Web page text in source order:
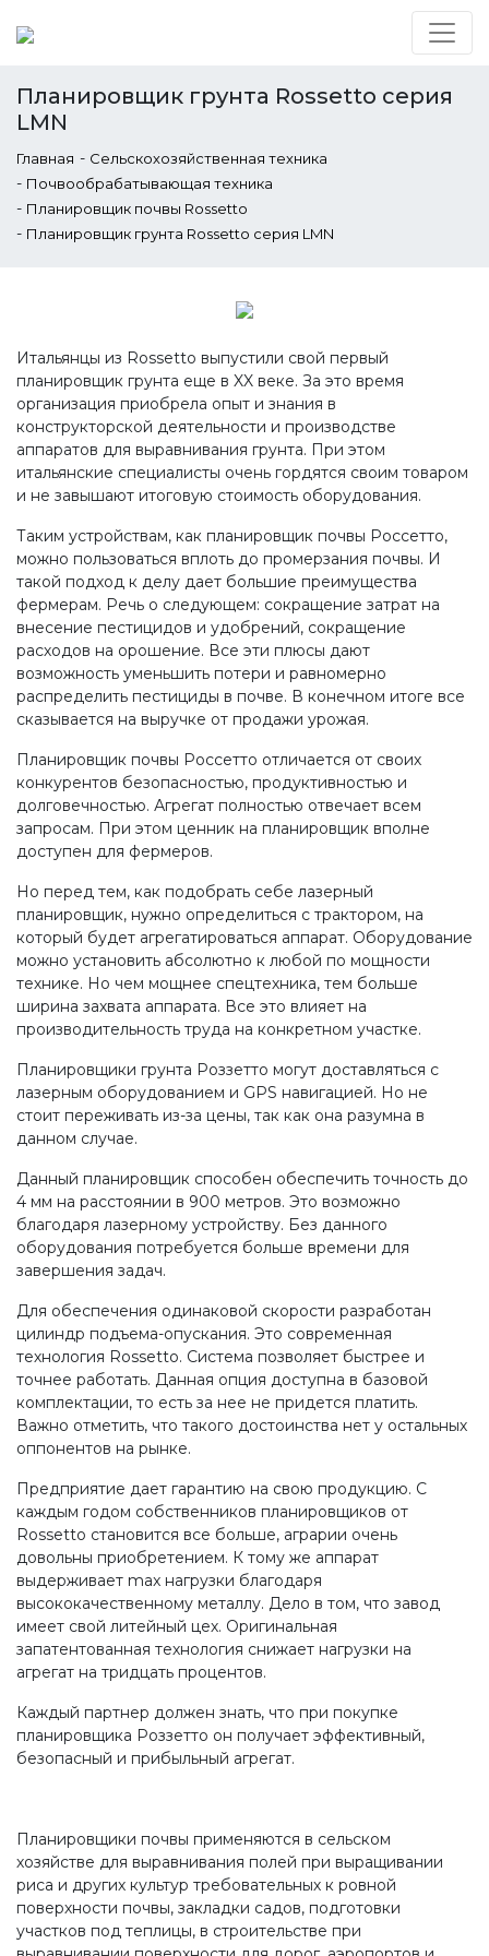
Планировщик грунта Rossetto cерия
LMN
Главная - Сельскохозяйственная техника
- Почвообрабатывающая техника
- Планировщик почвы Rossetto
- Планировщик грунта Rossetto cерия LMN
Итальянцы из Rossetto выпустили свой первый
планировщик грунта еще в XX веке. За это время
организация приобрела опыт и знания в
конструкторской деятельности и производстве
аппаратов для выравнивания грунта. При этом
итальянские специалисты очень гордятся своим товаром
и не завышают итоговую стоимость оборудования.
Таким устройствам, как планировщик почвы Россетто,
можно пользоваться вплоть до промерзания почвы. И
такой подход к делу дает большие преимущества
фермерам. Речь о следующем: сокращение затрат на
внесение пестицидов и удобрений, сокращение
расходов на орошение. Все эти плюсы дают
возможность уменьшить потери и равномерно
распределить пестициды в почве. В конечном итоге все
сказывается на выручке от продажи урожая.
Планировщик почвы Россетто отличается от своих
конкурентов безопасностью, продуктивностью и
долговечностью. Агрегат полностью отвечает всем
запросам. При этом ценник на планировщик вполне
доступен для фермеров.
Но перед тем, как подобрать себе лазерный
планировщик, нужно определиться с трактором, на
который будет агрегатироваться аппарат. Оборудование
можно установить абсолютно к любой по мощности
технике. Но чем мощнее спецтехника, тем больше
ширина захвата аппарата. Все это влияет на
производительность труда на конкретном участке.
Планировщики грунта Роззетто могут доставляться с
лазерным оборудованием и GPS навигацией. Но не
стоит переживать из-за цены, так как она разумна в
данном случае.
Данный планировщик способен обеспечить точность до
4 мм на расстоянии в 900 метров. Это возможно
благодаря лазерному устройству. Без данного
оборудования потребуется больше времени для
завершения задач.
Для обеспечения одинаковой скорости разработан
цилиндр подъема-опускания. Это современная
технология Rossetto. Система позволяет быстрее и
точнее работать. Данная опция доступна в базовой
комплектации, то есть за нее не придется платить.
Важно отметить, что такого достоинства нет у остальных
оппонентов на рынке.
Предприятие дает гарантию на свою продукцию. С
каждым годом собственников планировщиков от
Rossetto становится все больше, аграрии очень
довольны приобретением. К тому же аппарат
выдерживает max нагрузки благодаря
высококачественному металлу. Дело в том, что завод
имеет свой литейный цех. Оригинальная
запатентованная технология снижает нагрузки на
агрегат на тридцать процентов.
Каждый партнер должен знать, что при покупке
планировщика Роззетто он получает эффективный,
безопасный и прибыльный агрегат.
Планировщики почвы применяются в сельском
хозяйстве для выравнивания полей при выращивании
риса и других культур требовательных к ровной
поверхности почвы, закладки садов, подготовки
участков под теплицы, в строительстве при